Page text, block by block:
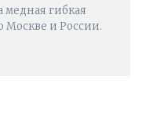
гибкая
Москве и России.